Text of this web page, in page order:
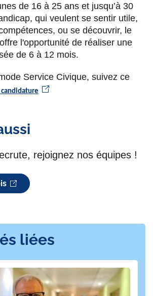
de 16 à 25 ans et jusqu’à 30
qui veulent se sentir utile,
ou se découvrir, le
l'opportunité de réaliser une
de 6 à 12 mois.
Service Civique, suivez ce
rejoignez nos équipes !
liées